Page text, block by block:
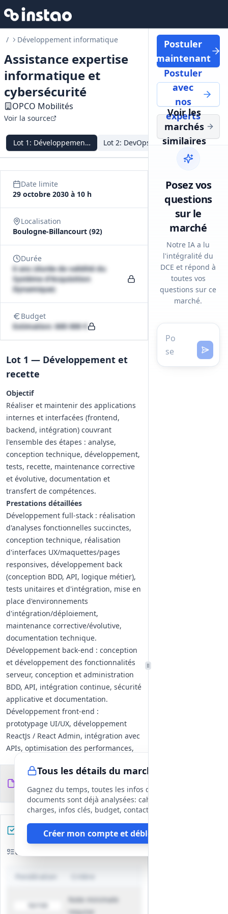
/ Développement informatique
Assistance expertise
informatique et
cybersécurité
OPCO Mobilités
Voir la source
Lot 1 : Développement et recette
Lot2: DevOps Lot3: Pilotage et
Date limite
29 octobre 2030 à 10 h
Localisation
Boulogne-Billancourt (92)
Durée
6 ans (durée de validité du
Système d'Acquisition
Dynamique)
Budget
Estimation: 600 000 €
Lot 1 — Développement et
recette
Objectif
Réaliser et maintenir des applications
internes et interfacées (frontend,
backend, intégration) couvrant
l'ensemble des étapes : analyse,
conception technique, développement,
tests, recette, maintenance corrective
et évolutive, documentation et
transfert de compétences.
Prestations détaillées
Développement full‑stack : réalisation
d'analyses fonctionnelles succinctes,
conception technique, réalisation
d'interfaces UX/maquettes/pages
responsives, développement back
(conception BDD, API, logique métier),
tests unitaires et d'intégration, mise en
place d'environnements
d'intégration/déploiement,
maintenance corrective/évolutive,
documentation technique.
Développement back‑end : conception
et développement des fonctionnalités
serveur, conception et administration
BDD, API, intégration continue, sécurité
applicative et documentation.
Développement front‑end :
prototypage UI/UX, développement
ReactJs / React Admin, intégration avec
APIs, optimisation des performances,
Spécialistes Liferay : conception et
développement de portlets et sites sur
plateforme Liferay, tests, maintenance,
participation à la communauté et
transferts de compétences.
Intégration Talend : analyse
sources/cibles, conception de
l'architecture d'intégration,
déploiement et maintenance, transfert
Environnement technique / outils
Tous les détails du marché
Gagnez du temps, toutes les infos des
documents sont déjà analysées: cahier des
charges, infos clés, budget, contact, etc
Créer mon compte et débloquer
Documents du
DCE
fichiers
Préparez votre réponse
Critères d'évaluation
Note minimale
requise
Postuler
maintenant
Postuler
avec
nos
experts
Voir les
marchés
similaires
Posez vos
questions
sur le
marché
Notre IA a lu
l'intégralité du
DCE et répond à
toutes vos
questions sur ce
marché.